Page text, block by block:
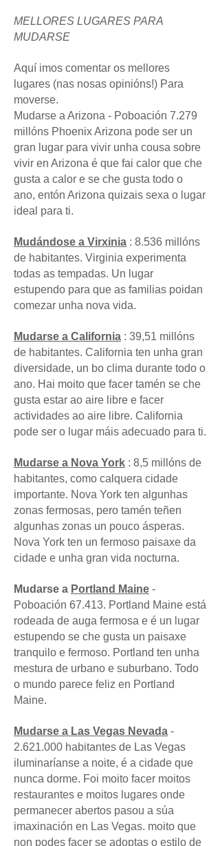
MELLORES LUGARES PARA
MUDARSE
Aquí imos comentar os mellores
lugares (nas nosas opinións!) Para
moverse.
Mudarse a Arizona - Poboación 7.279
millóns Phoenix Arizona pode ser un
gran lugar para vivir unha cousa sobre
vivir en Arizona é que fai calor que che
gusta a calor e se che gusta todo o
ano, entón Arizona quizais sexa o lugar
ideal para ti.
Mudándose a Virxinia : 8.536 millóns
de habitantes. Virginia experimenta
todas as tempadas. Un lugar
estupendo para que as familias poidan
comezar unha nova vida.
Mudarse a California : 39,51 millóns
de habitantes. California ten unha gran
diversidade, un bo clima durante todo o
ano. Hai moito que facer tamén se che
gusta estar ao aire libre e facer
actividades ao aire libre. California
pode ser o lugar máis adecuado para ti.
Mudarse a Nova York : 8,5 millóns de
habitantes, como calquera cidade
importante. Nova York ten algunhas
zonas fermosas, pero tamén teñen
algunhas zonas un pouco ásperas.
Nova York ten un fermoso paisaxe da
cidade e unha gran vida nocturna.
Mudarse a Portland Maine -
Poboación 67.413. Portland Maine está
rodeada de auga fermosa e é un lugar
estupendo se che gusta un paisaxe
tranquilo e fermoso. Portland ten unha
mestura de urbano e suburbano. Todo
o mundo parece feliz en Portland
Maine.
Mudarse a Las Vegas Nevada -
2.621.000 habitantes de Las Vegas
iluminaríanse a noite, é a cidade que
nunca dorme. Foi moito facer moitos
restaurantes e moitos lugares onde
permanecer abertos pasou a súa
imaxinación en Las Vegas. moito que
non podes facer se adoptas o estilo de